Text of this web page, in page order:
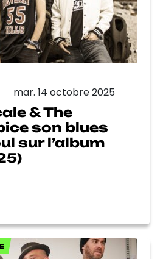
mar. 14 octobre 2025
& The
son blues
sur l’album